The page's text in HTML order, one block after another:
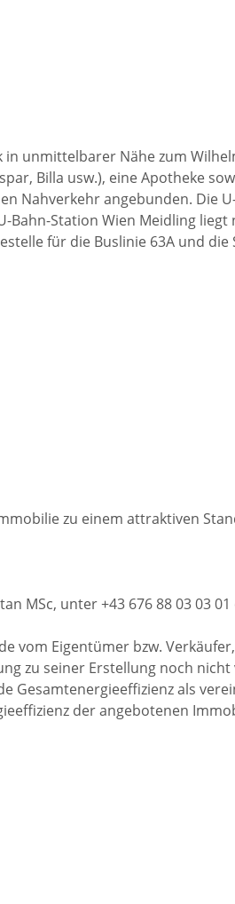
unmittelbarer Nähe zum
Billa usw.), eine Apotheke
Nahverkehr angebunden. Die
Bahn-Station Wien Meidling liegt
für die Buslinie 63A und
zu einem attraktiven
MSc, unter +43 676 88 03 03
vom Eigentümer bzw.
zu seiner Erstellung noch
Gesamtenergieeffizienz als
der angebotenen